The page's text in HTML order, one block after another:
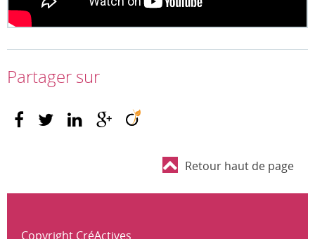
Partager sur
Retour haut de page
Copyright CréActives